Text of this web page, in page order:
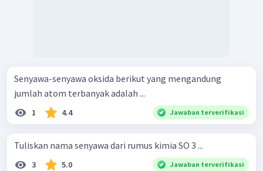
Senyawa-senyawa oksida berikut yang mengandung
jumlah atom terbanyak adalah ...
1 4.4 Jawaban terverifikasi
Tuliskan nama senyawa dari rumus kimia SO 3 ...
3 5.0 Jawaban terverifikasi